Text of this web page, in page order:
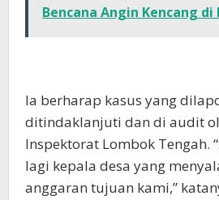
Bencana Angin Kencang
Ia berharap kasus yang
ditindaklanjuti dan di audit
Inspektorat Lombok Tengah.
lagi kepala desa yang
anggaran tujuan kami,”